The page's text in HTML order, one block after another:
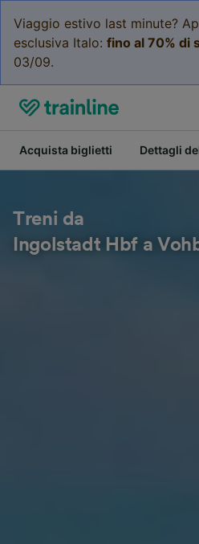
Viaggio estivo last minute?
esclusiva Italo: fino al 70% di
03/09.
Acquista biglietti Dettagli
Treni da
Ingolstadt Hbf a